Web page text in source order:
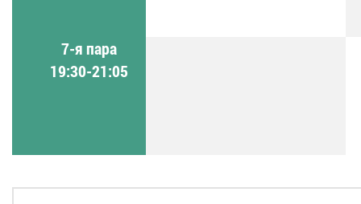
7-я пара
19:30-21:05